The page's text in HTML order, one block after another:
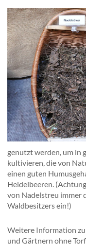
genutzt werden, um in
kultivieren, die von
einen guten
Heidelbeeren.
von Nadelstreu immer
Waldbesitzers ein!)
Weitere Information
und Gärtnern ohne